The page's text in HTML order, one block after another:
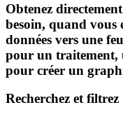
Obtenez
besoin, quand vous
données vers une
pour un traitement,
pour créer un
Recherchez et filtrez